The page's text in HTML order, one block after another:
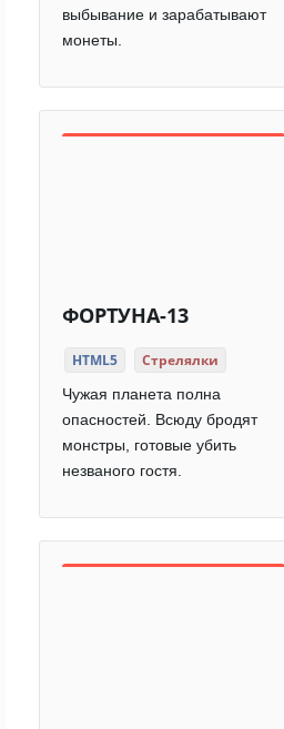
выбывание и зарабатывают
монеты.
ФОРТУНА-13
HTML5 Стрелялки
Чужая планета полна
опасностей. Всюду бродят
монстры, готовые убить
незваного гостя.